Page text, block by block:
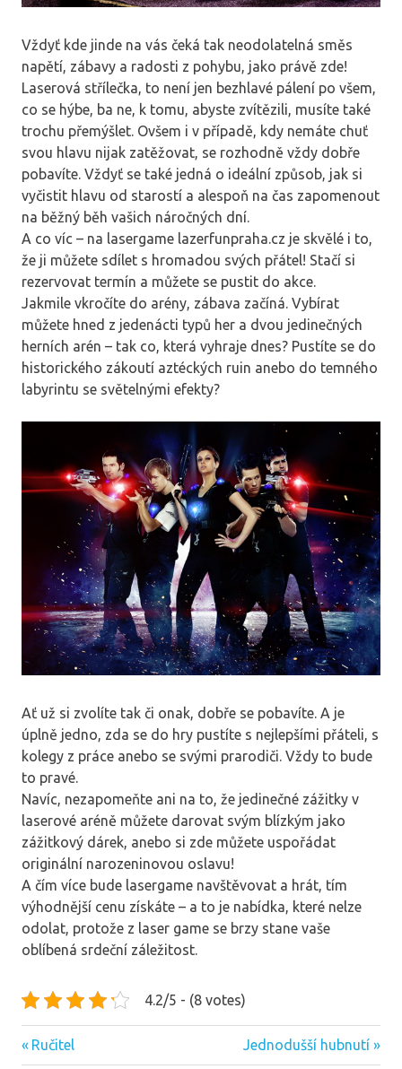
Vždyť kde jinde na vás čeká tak neodolatelná směs
napětí, zábavy a radosti z pohybu, jako právě zde!
Laserová střílečka, to není jen bezhlavé pálení po všem,
co se hýbe, ba ne, k tomu, abyste zvítězili, musíte také
trochu přemýšlet. Ovšem i v případě, kdy nemáte chuť
svou hlavu nijak zatěžovat, se rozhodně vždy dobře
pobavíte. Vždyť se také jedná o ideální způsob, jak si
vyčistit hlavu od starostí a alespoň na čas zapomenout
na běžný běh vašich náročných dní.
A co víc – na lasergame lazerfunpraha.cz je skvělé i to,
že ji můžete sdílet s hromadou svých přátel! Stačí si
rezervovat termín a můžete se pustit do akce.
Jakmile vkročíte do arény, zábava začíná. Vybírat
můžete hned z jedenácti typů her a dvou jedinečných
herních arén – tak co, která vyhraje dnes? Pustíte se do
historického zákoutí aztéckých ruin anebo do temného
labyrintu se světelnými efekty?
Ať už si zvolíte tak či onak, dobře se pobavíte. A je
úplně jedno, zda se do hry pustíte s nejlepšími přáteli, s
kolegy z práce anebo se svými prarodiči. Vždy to bude
to pravé.
Navíc, nezapomeňte ani na to, že jedinečné zážitky v
laserové aréně můžete darovat svým blízkým jako
zážitkový dárek, anebo si zde můžete uspořádat
originální narozeninovou oslavu!
A čím více bude lasergame navštěvovat a hrát, tím
výhodnější cenu získáte – a to je nabídka, které nelze
odolat, protože z laser game se brzy stane vaše
oblíbená srdeční záležitost.
4.2/5 - (8 votes)
Navigace
Previous
Post:
Ručitel
Next
Post:
Jednodušší hubnutí